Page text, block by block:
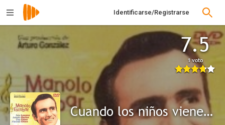
Identificarse/Registrarse
7.5
1 voto
Cuando los niños vienen de Marsella